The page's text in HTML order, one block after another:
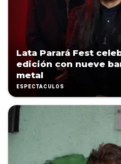
Lata Parará Fest
edición con nueve
metal
ESPECTÁCULOS